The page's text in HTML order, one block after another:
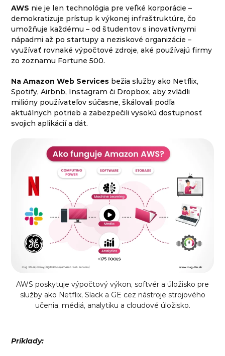
AWS nie je len technológia pre veľké korporácie –
demokratizuje prístup k výkonej infraštruktúre, čo
umožňuje každému – od študentov s inovatívnymi
nápadmi až po startupy a neziskové organizácie –
využívať rovnaké výpočtové zdroje, aké používajú firmy
zo zoznamu Fortune 500.
Na Amazon Web Services bežia služby ako Netflix,
Spotify, Airbnb, Instagram či Dropbox, aby zvládli
milióny používateľov súčasne, škálovali podľa
aktuálnych potrieb a zabezpečili vysokú dostupnosť
svojich aplikácií a dát.
AWS poskytuje výpočtový výkon, softvér a úložisko pre
služby ako Netflix, Slack a GE cez nástroje strojového
učenia, médiá, analytiku a cloudové úložisko.
Príklady: